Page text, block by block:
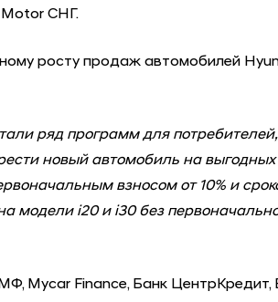
СНГ.
росту продаж автомобилей
ряд программ для
новый автомобиль на
взносом от 10% и
модели i20 и i30 без
Mycar Finance, Банк ЦентрКредит,